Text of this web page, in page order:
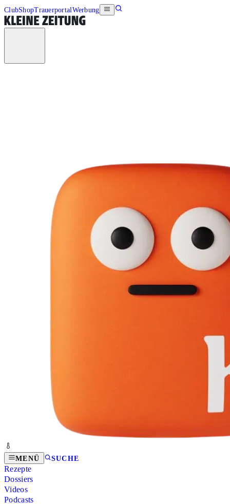
ClubShopTrauerportalWerbung
MENÜ SUCHE
Rezepte
Dossiers
Videos
Podcasts